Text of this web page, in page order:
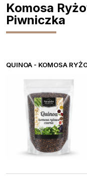
Komosa
Piwniczka
QUINOA - KOMOSA